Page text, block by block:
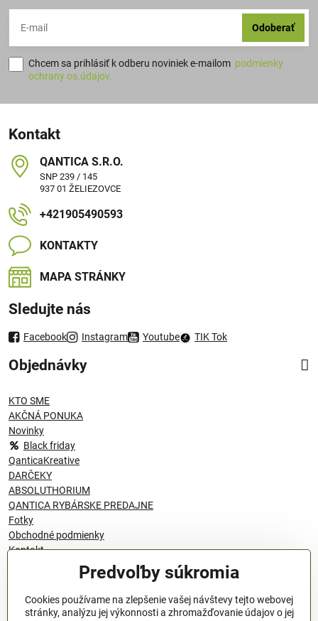
Odoberať
Chcem sa prihlásiť k odberu noviniek e-mailom podmienky
ochrany os.údajov.
Kontakt
QANTICA S​.R​.O​.
SNP 239 / 145
937 01 ŽELIEZOVCE
+421905490593
KONTAKTY
MAPA STRÁNKY
Sledujte nás
Facebook Instagram Youtube TIK Tok
Objednávky
KTO SME
AKČNÁ PONUKA
Novinky
Black friday
QanticaKreative
DARČEKY
ABSOLUTHORIUM
QANTICA RYBÁRSKE PREDAJNE
Fotky
Obchodné podmienky
Kontakt
MAPA STRÁNKY
Podmienky ochrany osobných údajov
© 1996 - 2024 QANTICA S.R.O
Predvoľby súkromia
Cookies používame na zlepšenie vašej návštevy tejto webovej
stránky, analýzu jej výkonnosti a zhromažďovanie údajov o jej